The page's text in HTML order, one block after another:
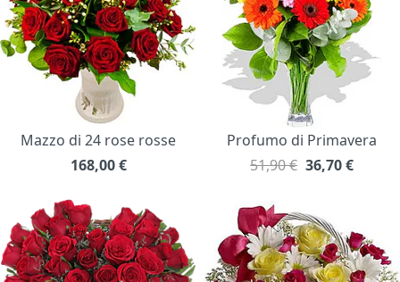
Mazzo di 24 rose rosse
168,00 €
Profumo di Primavera
51,90 € 36,70€